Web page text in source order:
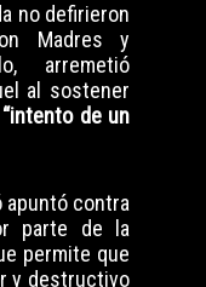
no defirieron
Madres y
arremetió
al sostener
“intento de un
apuntó contra
parte de la
permite que
y destructivo